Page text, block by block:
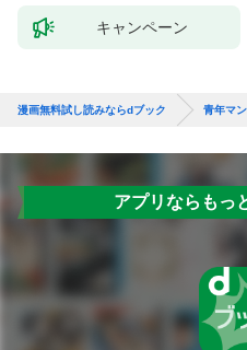
キャンペーン
漫画無料試し読みならdブック 青年マ
アプリならもっ